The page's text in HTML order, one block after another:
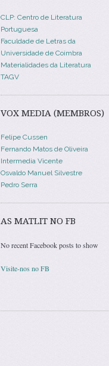
CLP: Centro de Literatura
Portuguesa
Faculdade de Letras da
Universidade de Coimbra
Materialidades da Literatura
TAGV
VOX MEDIA (MEMBROS)
Felipe Cussen
Fernando Matos de Oliveira
Intermedia Vicente
Osvaldo Manuel Silvestre
Pedro Serra
AS MATLIT NO FB
No recent Facebook posts to show
Visite-nos no FB